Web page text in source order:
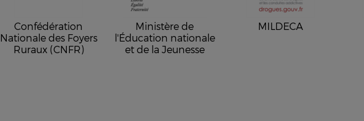
Confédération
Nationale des Foyers
Ruraux (CNFR)
Ministère de
l'Éducation nationale
et de la Jeunesse
MILDECA